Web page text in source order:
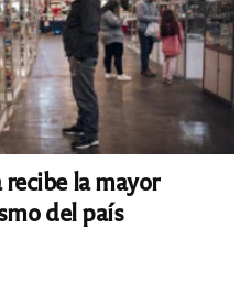
la mayor
del país